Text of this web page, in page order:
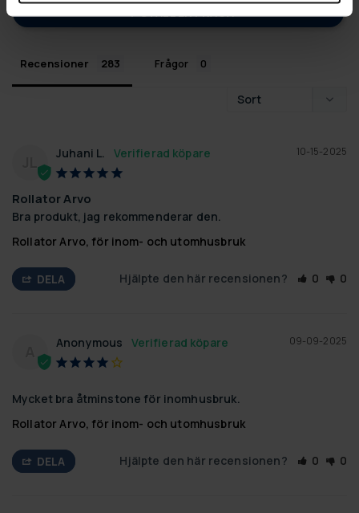
STÄLL EN FRÅGA
Recensioner Frågor
JL
10-15-2025
Juhani L.
Rollator Arvo
Bra produkt, jag rekommenderar den.
Rollator Arvo, för inom- och utomhusbruk
DELA Hjälpte den här recensionen? 0 0
09-09-2025
Anonymous
Mycket bra åtminstone för inomhusbruk.
Rollator Arvo, för inom- och utomhusbruk
DELA Hjälpte den här recensionen? 0 0